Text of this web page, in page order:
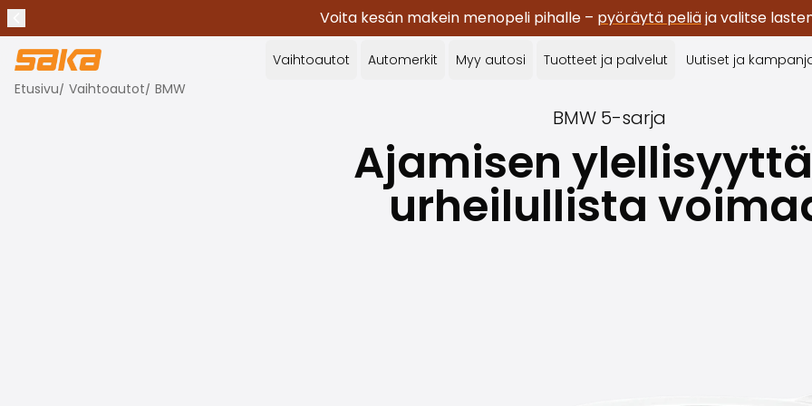
Voita kesän makein menopeli pihalle – pyöräytä peliäja valitse
Lopeta ilmoitukset
✕
Vaihtoautot Automerkit Myy autosi Tuotteet ja palvelut Uutiset ja
Etusivu/ Vaihtoautot/ BMW
BMW 5-sarja
Ajamisen
urheilullista